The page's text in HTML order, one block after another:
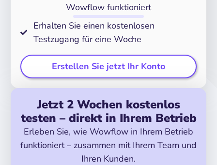
Wowflow funktioniert
Erhalten Sie einen kostenlosen
Testzugang für eine Woche
Erstellen Sie jetzt Ihr Konto
Jetzt 2 Wochen kostenlos
testen – direkt in Ihrem Betrieb
Erleben Sie, wie Wowflow in Ihrem Betrieb
funktioniert – zusammen mit Ihrem Team und
Ihren Kunden.